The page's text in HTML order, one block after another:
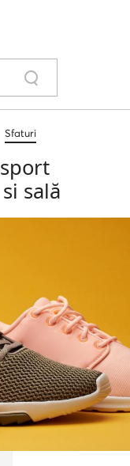
Sfaturi
sală
Femei Sfaturi